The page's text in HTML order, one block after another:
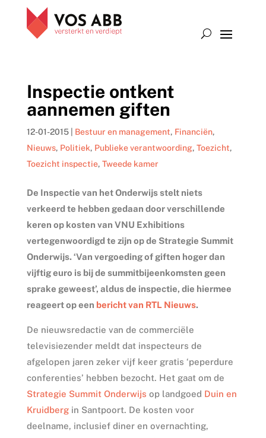
Inspectie ontkent
aannemen giften
12-01-2015| Bestuur en management, Financiën,
Nieuws, Politiek, Publieke verantwoording, Toezicht,
Toezicht inspectie, Tweede kamer
De Inspectie van het Onderwijs stelt niets
verkeerd te hebben gedaan door verschillende
keren op kosten van VNU Exhibitions
vertegenwoordigd te zijn op de Strategie Summit
Onderwijs. ‘Van vergoeding of giften hoger dan
vijftig euro is bij de summitbijeenkomsten geen
sprake geweest’, aldus de inspectie, die hiermee
reageert op een bericht van RTL Nieuws.
De nieuwsredactie van de commerciële
televisiezender meldt dat inspecteurs de
afgelopen jaren zeker vijf keer gratis ‘peperdure
conferenties’ hebben bezocht. Het gaat om de
Strategie Summit Onderwijs op landgoed Duin en
Kruidbergin Santpoort. De kosten voor
deelname, inclusief diner en overnachting,